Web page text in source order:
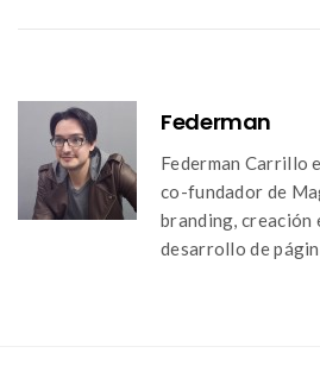
Federman
Federman Carrillo
co-fundador de
branding, creación
desarrollo de